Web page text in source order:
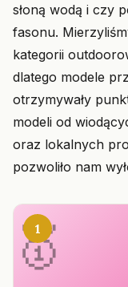
słoną wodą i czy
fasonu.
kategorii
dlatego modele
otrzymywały
modeli od
oraz lokalnych
pozwoliło nam
1